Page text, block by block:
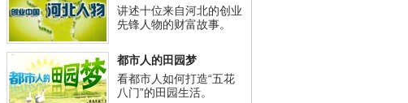
讲述十位来自河北的创业
先锋人物的财富故事。
都市人的田园梦
看都市人如何打造“五花
八门”的田园生活。